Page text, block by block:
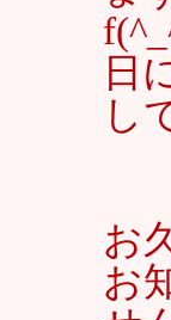
日
し
お
お